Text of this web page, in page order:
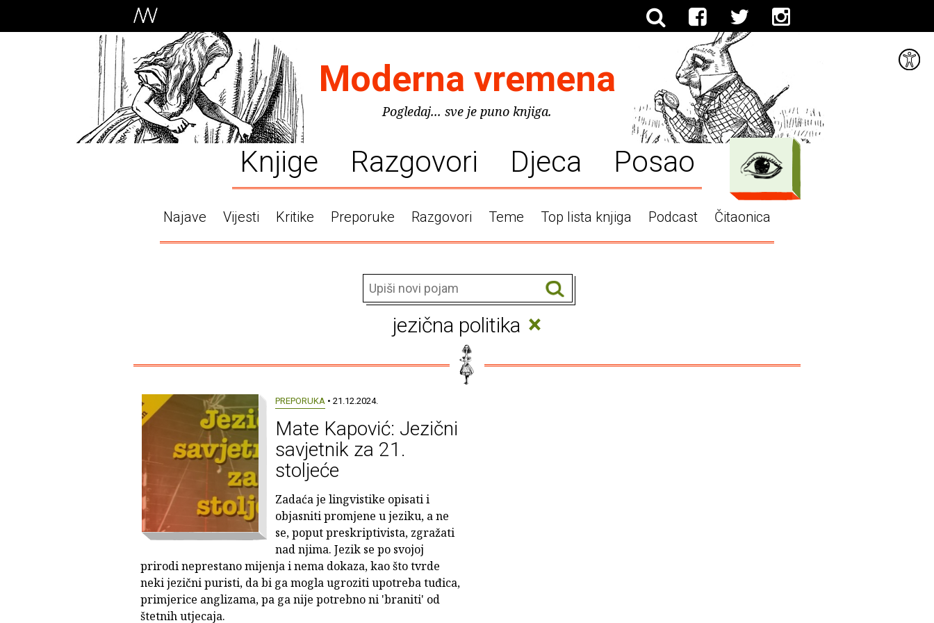
Moderna vremena
Pogledaj... sve je puno knjiga.
Knjige Razgovori Djeca Posao
Najave Vijesti Kritike Preporuke Razgovori Teme Top lista knjiga Podcast Čitaonica
jezična politika ×
PREPORUKA • 21.12.2024.
Mate Kapović: Jezični
savjetnik za 21.
stoljeće
Zadaća je lingvistike opisati i
objasniti promjene u jeziku, a ne
se, poput preskriptivista, zgražati
nad njima. Jezik se po svojoj
prirodi neprestano mijenja i nema dokaza, kao što tvrde
neki jezični puristi, da bi ga mogla ugroziti upotreba tuđica,
primjerice anglizama, pa ga nije potrebno ni 'braniti' od
štetnih utjecaja.